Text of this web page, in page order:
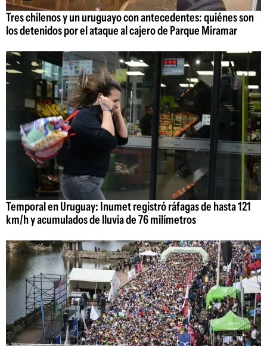
Tres chilenos y un uruguayo con antecedentes: quiénes son
los detenidos por el ataque al cajero de Parque Miramar
Temporal en Uruguay: Inumet registró ráfagas de hasta 121
km/h y acumulados de lluvia de 76 milímetros